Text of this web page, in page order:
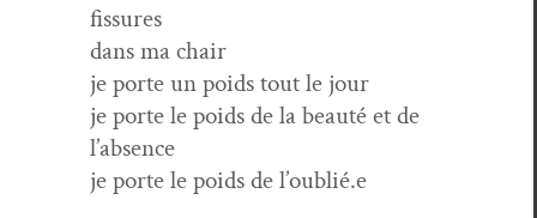
fis­sures
dans ma chair
je porte un poids tout le jour
je porte le poids de la beauté et de
l’absence
je porte le poids de l’oublié.e